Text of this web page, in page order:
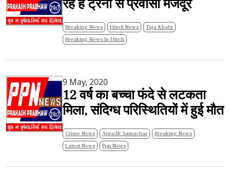
रहे हैं ट्रेनों से प्रवासी मजदूर
Breaking News Hindi News
Taja Khabr
Breaking News In Hindi
9 May, 2020
12 वर्ष का बच्चा फंदे से लटकता
मिला, संदिग्ध परिस्थितियों में हुई मौत
Crime News Apradh Samachar
Breaking News
Latest News
Ppn News